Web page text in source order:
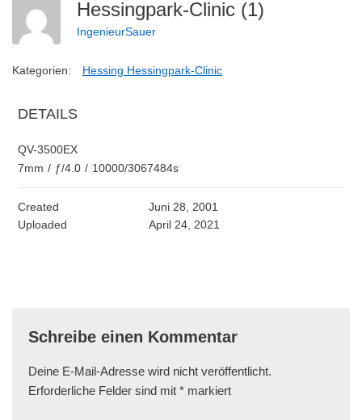
Hessingpark-Clinic (1)
IngenieurSauer
Kategorien: Hessing Hessingpark-Clinic
DETAILS
QV-3500EX
7mm / ƒ/4.0 / 10000/3067484s
Created
Juni 28, 2001
Uploaded
April 24, 2021
Schreibe einen Kommentar
Deine E-Mail-Adresse wird nicht veröffentlicht.
Erforderliche Felder sind mit * markiert